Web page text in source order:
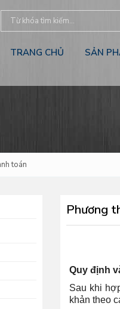
TRANG CHỦ SẢN
toán
Phương
Quy định
Sau khi
khản theo